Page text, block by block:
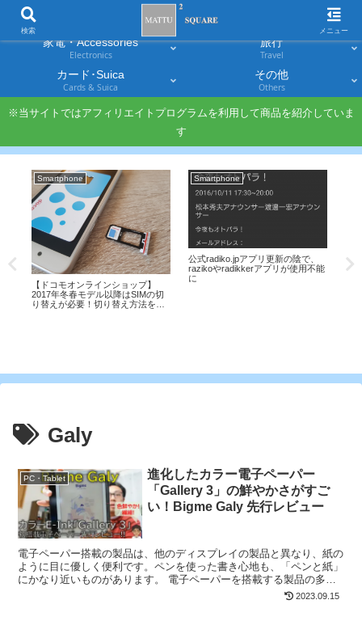
家電・Accessories
Electronics
旅行
Travel
カード･Suica
Cards & Suica
その他
Others
※当サイトではアフィリエイトプログラムを利用して商品を紹介していま
す
費
Smartphone
【ドコモオンラインショップ】
2017年冬春モデル以降はSIMの切
り替えが必要！切り替え方法を解
Smartphone
公式radiko.jpアプリ更新の陰で、
razikoやradikkerアプリが使用不能
に
【
ー
Galy
PC・Tablet
進化したカラー電子ペーパー
「Gallery 3」の鮮やかさがすご
い！Bigme Galy 先行レビュー
電子ペーパー搭載の製品は、他のディスプレイの製品と異なり、紙の
ように目に優しく便利です。ペンを使った書き心地も、「ペンと紙」
にかなり近いものがあります。 電子ペーパーを搭載する製品の多く
2023.09.15
検索 メニュー